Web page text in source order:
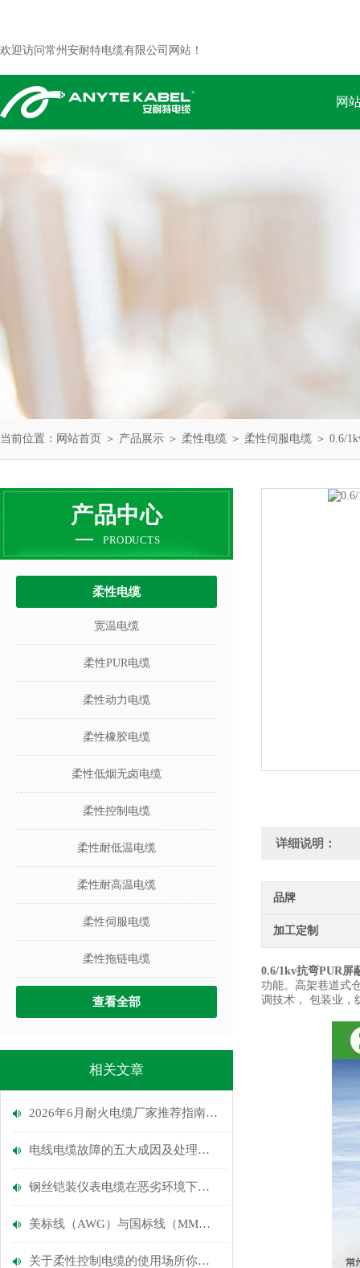
欢迎访问常州安耐特电缆有限公司网站！
网
当前位置： 网站首页 ＞ 产品展示 ＞ 柔性电缆 ＞ 柔性伺服电缆 ＞ 0.6/
产品中心
PRODUCTS
柔性电缆
宽温电缆
柔性PUR电缆
柔性动力电缆
柔性橡胶电缆
柔性低烟无卤电缆
柔性控制电缆
柔性耐低温电缆
柔性耐高温电缆
柔性伺服电缆
柔性拖链电缆
查看全部
相关文章
2026年6月耐火电缆厂家推荐指南：建筑上耐火电缆，IEC电力电缆，低烟无卤电缆公司优选！
电线电缆故障的五大成因及处理方法
钢丝铠装仪表电缆在恶劣环境下的可靠性分析
美标线（AWG）与国标线（MM）的换算
关于柔性控制电缆的使用场所你知道多少？
详细说明：
品牌
加工定制
0.6/1kv抗弯PUR屏
功能。高架巷道式
调技术， 包装业，